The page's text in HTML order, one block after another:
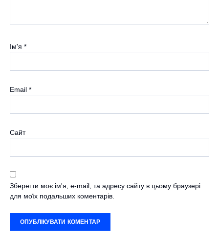
Ім'я *
Email *
Сайт
Зберегти моє ім'я, e-mail, та адресу сайту в цьому браузері
для моїх подальших коментарів.